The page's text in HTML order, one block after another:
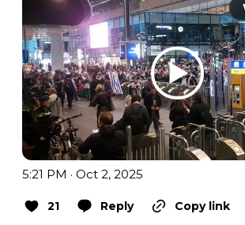
5:21 PM · Oct 2, 2025
21 Reply
Copy link